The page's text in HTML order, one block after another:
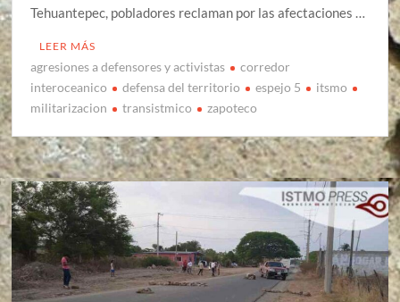
Tehuantepec, pobladores reclaman por las afectaciones …
LEER MÁS
agresiones a defensores y activistas
corredor
interoceanico
defensa del territorio espejo 5
itsmo
militarizacion
transistmico zapoteco